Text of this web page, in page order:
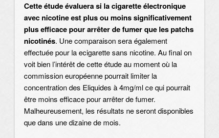
Cette étude évaluera si la cigarette électronique
avec nicotine est plus ou moins significativement
plus efficace pour arrêter de fumer que les patchs
nicotinés. Une comparaison sera également
effectuée pour la ecigarette sans nicotine. Au final on
voit bien l’intérêt de cette étude au moment où la
commission européenne pourrait limiter la
concentration des Eliquides à 4mg/ml ce qui pourrait
être moins efficace pour arrêter de fumer.
Malheureusement, les résultats ne seront disponibles
que dans une dizaine de mois.